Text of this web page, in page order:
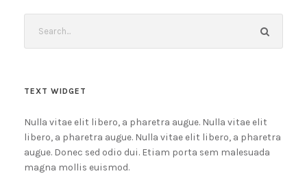
TEXT WIDGET
Nulla vitae elit libero, a pharetra augue. Nulla vitae elit
libero, a pharetra augue. Nulla vitae elit libero, a pharetra
augue. Donec sed odio dui. Etiam porta sem malesuada
magna mollis euismod.